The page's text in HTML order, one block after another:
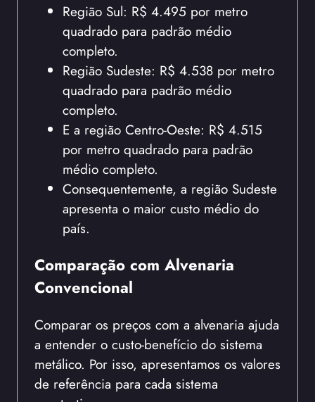
Região Sul: R$ 4.495 por metro
quadrado para padrão médio
completo.
Região Sudeste: R$ 4.538 por metro
quadrado para padrão médio
completo.
E a região Centro-Oeste: R$ 4.515
por metro quadrado para padrão
médio completo.
Consequentemente, a região Sudeste
apresenta o maior custo médio do
país.
Comparação com Alvenaria
Convencional
Comparar os preços com a alvenaria ajuda
a entender o custo-benefício do sistema
metálico. Por isso, apresentamos os valores
de referência para cada sistema